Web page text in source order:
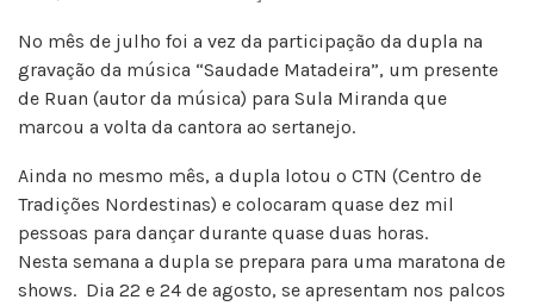
No mês de julho foi a vez da participação da dupla na
gravação da música “Saudade Matadeira”, um presente
de Ruan (autor da música) para Sula Miranda que
marcou a volta da cantora ao sertanejo.
Ainda no mesmo mês, a dupla lotou o CTN (Centro de
Tradições Nordestinas) e colocaram quase dez mil
pessoas para dançar durante quase duas horas.
Nesta semana a dupla se prepara para uma maratona de
shows. Dia 22 e 24 de agosto, se apresentam nos palcos